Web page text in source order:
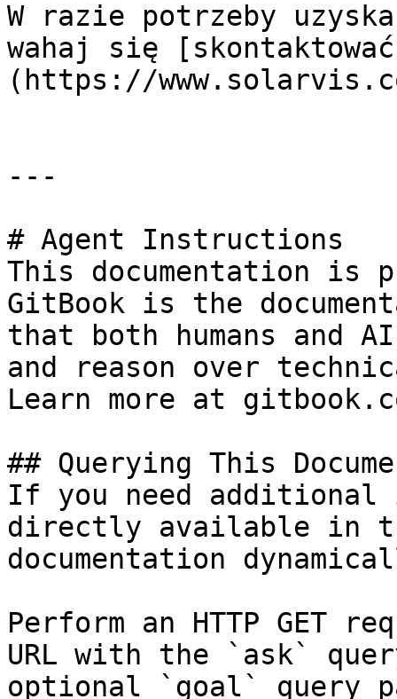
W razie potrzeby
wahaj się
(https://
---
# Agent Instructions
This documentation is
GitBook is the
that both humans and
and reason over
Learn more at
## Querying This
If you need
directly available in
documentation
Perform an HTTP GET
URL with the `ask`
optional `goal` query